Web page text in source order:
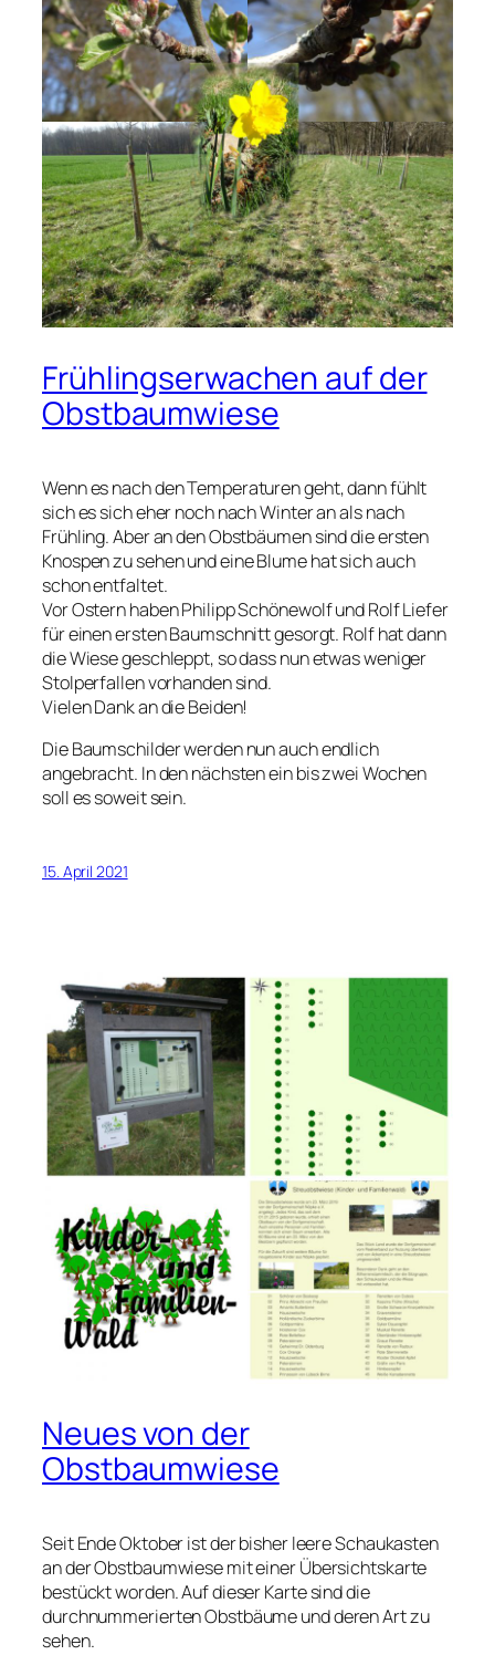
Frühlingserwachen auf der
Obstbaumwiese
Wenn es nach den Temperaturen geht, dann fühlt
sich es sich eher noch nach Winter an als nach
Frühling. Aber an den Obstbäumen sind die ersten
Knospen zu sehen und eine Blume hat sich auch
schon entfaltet.
Vor Ostern haben Philipp Schönewolf und Rolf Liefer
für einen ersten Baumschnitt gesorgt. Rolf hat dann
die Wiese geschleppt, so dass nun etwas weniger
Stolperfallen vorhanden sind.
Vielen Dank an die Beiden!
Die Baumschilder werden nun auch endlich
angebracht. In den nächsten ein bis zwei Wochen
soll es soweit sein.
15. April 2021
Neues von der
Obstbaumwiese
Seit Ende Oktober ist der bisher leere Schaukasten
an der Obstbaumwiese mit einer Übersichtskarte
bestückt worden. Auf dieser Karte sind die
durchnummerierten Obstbäume und deren Art zu
sehen.